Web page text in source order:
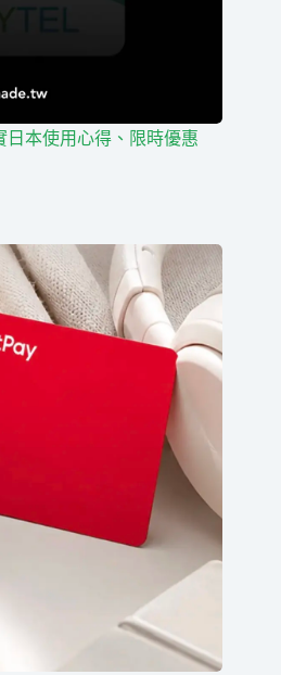
日本使用心得、限時優惠